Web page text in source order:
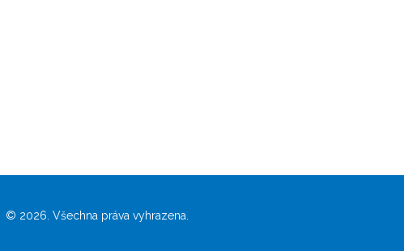
© 2026. Všechna práva vyhrazena.